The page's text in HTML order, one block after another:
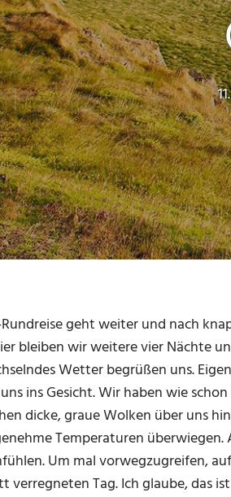
geht weiter und nach
bleiben wir weitere vier Nächte
Wetter begrüßen uns.
ins Gesicht. Wir haben wie
dicke, graue Wolken über uns
Temperaturen
Um mal vorwegzugreifen,
verregneten Tag. Ich glaube, das